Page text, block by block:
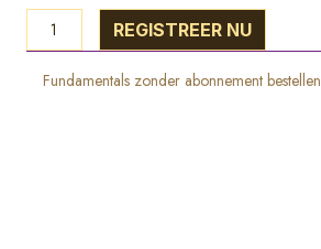
Fundamentals-
Abonnement
REGISTREER NU
Fundamentals zonder abonnement bestellen